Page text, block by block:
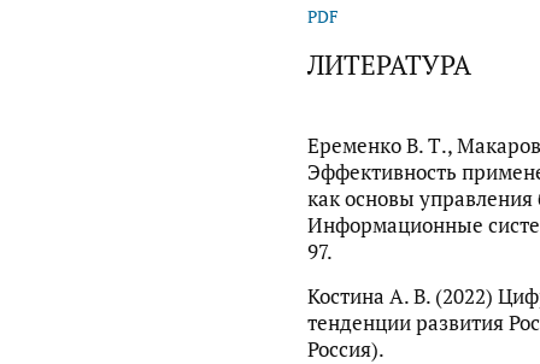
PDF
ЛИТЕРАТУРА
Еременко В. Т.,
Эффективность
как основы
Информационные
97.
Костина А. В. (2022)
тенденции развития
Россия).